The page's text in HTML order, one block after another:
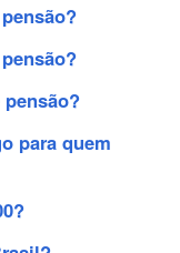
para quem